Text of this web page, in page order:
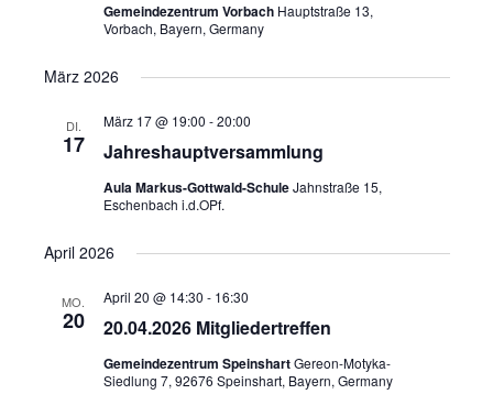
Gemeindezentrum Vorbach Hauptstraße 13,
Vorbach, Bayern, Germany
März 2026
DI.
17 Jahreshauptversammlung
März 17 @ 19:00 -20:00
Aula Markus-Gottwald-SchuleJahnstraße 15,
Eschenbach i.d.OPf.
April 2026
MO.
20 20.04.2026 Mitgliedertreffen
April 20 @ 14:30 - 16:30
Gemeindezentrum SpeinshartGereon-Motyka-
Siedlung 7, 92676 Speinshart, Bayern, Germany